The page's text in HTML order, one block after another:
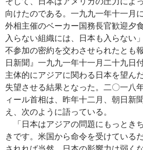
向けたのである。一九九一年十一月
外相主催のベーカー国務長官歓迎夕
入らない組織には、日本も入らない
不参加の密約を交わさせられたとも
日新聞』一九九一年十一月二十九日
主体的にアジアに関わる日本を望ん
失望させる結果となった。二〇一八
ィール首相は、昨年十二月、朝日新
え、次のように語っている。
「日本はアジアの問題にもっとき
きです。米国から命令を受けている